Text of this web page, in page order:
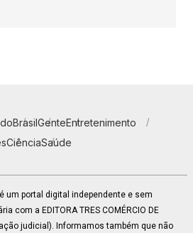
BrasilGenteEntretenimento
CiênciaSaúde
é um portal digital independente e sem
com a EDITORA TRES COMÉRCIO DE
judicial). Informamos também que não